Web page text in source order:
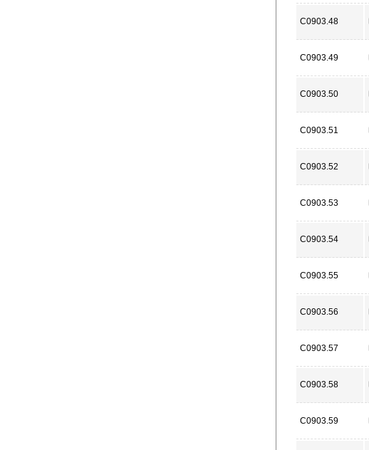
C0903.48
C0903.49
C0903.50
C0903.51
C0903.52
C0903.53
C0903.54
C0903.55
C0903.56
C0903.57
C0903.58
C0903.59